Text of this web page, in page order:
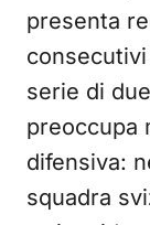
presenta
serie di
preoccupa
difensiva:
squadra